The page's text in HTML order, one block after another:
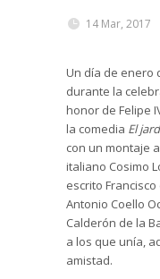
14 Mar, 2017
Un día de enero
durante la
honor de Felipe
la comedia El
con un montaje
italiano Cosimo
escrito
Antonio Coello
Calderón de la
a los que unía,
amistad.